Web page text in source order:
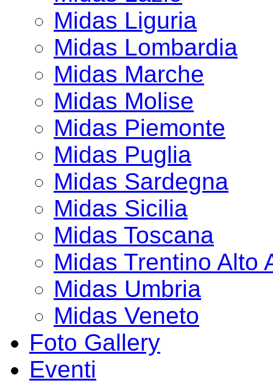
Midas Liguria
Midas Lombardia
Midas Marche
Midas Molise
Midas Piemonte
Midas Puglia
Midas Sardegna
Midas Sicilia
Midas Toscana
Midas Trentino Alto
Midas Umbria
Midas Veneto
Foto Gallery
Eventi